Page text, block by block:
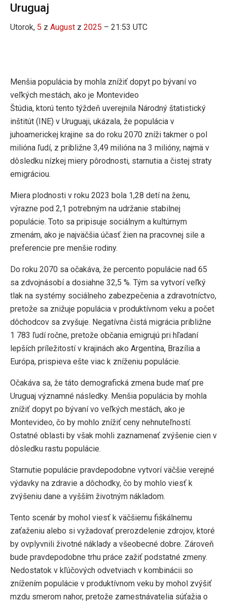
Uruguaj
Utorok, 5 z August z 2025 – 21:53 UTC
Menšia populácia by mohla znížiť dopyt po bývaní vo
veľkých mestách, ako je Montevideo
Štúdia, ktorú tento týždeň uverejnila Národný štatistický
inštitút (INE) v Uruguaji, ukázala, že populácia v
juhoamerickej krajine sa do roku 2070 zníži takmer o pol
milióna ľudí, z približne 3,49 milióna na 3 milióny, najmä v
dôsledku nízkej miery pôrodnosti, starnutia a čistej straty
emigráciou.
Miera plodnosti v roku 2023 bola 1,28 detí na ženu,
výrazne pod 2,1 potrebným na udržanie stabilnej
populácie. Toto sa pripisuje sociálnym a kultúrnym
zmenám, ako je najväčšia účasť žien na pracovnej sile a
preferencie pre menšie rodiny.
Do roku 2070 sa očakáva, že percento populácie nad 65
sa zdvojnásobí a dosiahne 32,5 %. Tým sa vytvorí veľký
tlak na systémy sociálneho zabezpečenia a zdravotníctvo,
pretože sa znižuje populácia v produktívnom veku a počet
dôchodcov sa zvyšuje. Negatívna čistá migrácia približne
1 783 ľudí ročne, pretože občania emigrujú pri hľadaní
lepších príležitostí v krajinách ako Argentína, Brazília a
Európa, prispieva ešte viac k zníženiu populácie.
Očakáva sa, že táto demografická zmena bude mať pre
Uruguaj významné následky. Menšia populácia by mohla
znížiť dopyt po bývaní vo veľkých mestách, ako je
Montevideo, čo by mohlo znížiť ceny nehnuteľností.
Ostatné oblasti by však mohli zaznamenať zvýšenie cien v
dôsledku rastu populácie.
Starnutie populácie pravdepodobne vytvorí väčšie verejné
výdavky na zdravie a dôchodky, čo by mohlo viesť k
zvýšeniu dane a vyšším životným nákladom.
Tento scenár by mohol viesť k väčšiemu fiškálnemu
zaťaženiu alebo si vyžadovať prerozdelenie zdrojov, ktoré
by ovplyvnili životné náklady a všeobecné dobre. Zároveň
bude pravdepodobne trhu práce zažiť podstatné zmeny.
Nedostatok v kľúčových odvetviach v kombinácii so
znížením populácie v produktívnom veku by mohol zvýšiť
mzdu smerom nahor, pretože zamestnávatelia súťažia o